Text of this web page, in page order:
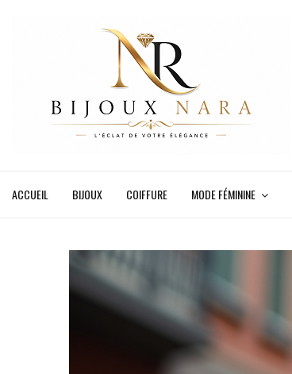
ACCUEIL BIJOUX COIFFURE MODE FÉMININE